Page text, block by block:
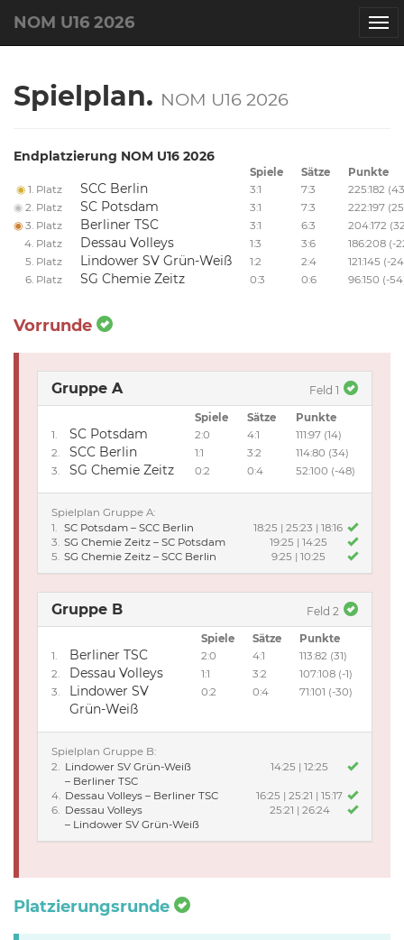
NOM U16 2026
Spielplan. NOM U16 2026
Endplatzierung NOM U16 2026
Spiele Sätze
Punkte
1. Platz
SCC Berlin 3:1 7:3
225:182
2. Platz
SC Potsdam 3:1 7:3
222:197
3. Platz
Berliner TSC 3:1 6:3
204:172
4. Platz
Dessau Volleys 1:3 3:6
186:208 (-
5. Platz
Lindower SV Grün-Weiß 1:2 2:4
121:145 (-
6. Platz
SG Chemie Zeitz 0:3 0:6 96:150 (-
Vorrunde
Gruppe A Feld 1
Spiele Sätze
Punkte
1.
SC Potsdam 2:0 4:1
111:97 (14)
2.
SCC Berlin 1:1 3:2
114:80 (34)
3.
SG Chemie Zeitz 0:2 0:4 52:100 (-48)
Spielplan Gruppe A:
1. SC Potsdam – SCC Berlin
18:25 | 25:23 | 18:16
3. SG Chemie Zeitz – SC Potsdam
19:25 | 14:25
5. SG Chemie Zeitz – SCC Berlin 9:25 | 10:25
Gruppe B Feld 2
Spiele Sätze
Punkte
1.
Berliner TSC 2:0 4:1
113:82 (31)
2.
Dessau Volleys 1:1 3:2
107:108 (-1)
3.
Lindower SV
Grün-Weiß
0:2 0:4 71:101 (-30)
Spielplan Gruppe B:
2. Lindower SV Grün-Weiß
– Berliner TSC
14:25 | 12:25
4. Dessau Volleys – Berliner TSC
16:25 | 25:21 | 15:17
6. Dessau Volleys
– Lindower SV Grün-Weiß
25:21 | 26:24
Platzierungsrunde